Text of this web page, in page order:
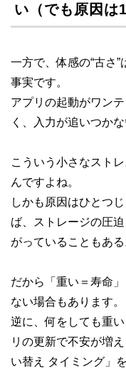
い（でも原因は
一方で、体感の“古さ
事実です。
アプリの起動がワン
く、入力が追いつか
こういう小さなスト
んですよね。
しかも原因はひとつ
ば、ストレージの圧
がっていることもある
だから「重い＝寿命
ない場合もあります。
逆に、何をしても重
リの更新で不安が増
い替え タイミング」